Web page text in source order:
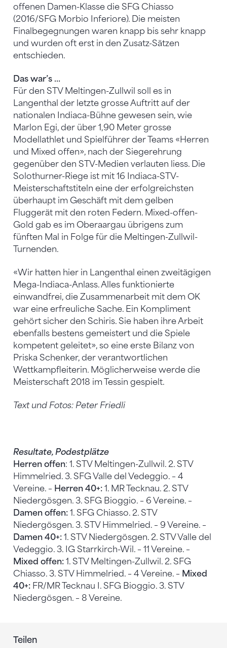
offenen Damen-Klasse die SFG Chiasso
(2016/SFG Morbio Inferiore). Die meisten
Finalbegegnungen waren knapp bis sehr knapp
und wurden oft erst in den Zusatz-Sätzen
entschieden.
Das war’s …
Für den STV Meltingen-Zullwil soll es in
Langenthal der letzte grosse Auftritt auf der
nationalen Indiaca-Bühne gewesen sein, wie
Marlon Egi, der über 1,90 Meter grosse
Modellathlet und Spielführer der Teams «Herren
und Mixed offen», nach der Siegerehrung
gegenüber den STV-Medien verlauten liess. Die
Solothurner-Riege ist mit 16 Indiaca-STV-
Meisterschaftstiteln eine der erfolgreichsten
überhaupt im Geschäft mit dem gelben
Fluggerät mit den roten Federn. Mixed-offen-
Gold gab es im Oberaargau übrigens zum
fünften Mal in Folge für die Meltingen-Zullwil-
Turnenden.
«Wir hatten hier in Langenthal einen zweitägigen
Mega-Indiaca-Anlass. Alles funktionierte
einwandfrei, die Zusammenarbeit mit dem OK
war eine erfreuliche Sache. Ein Kompliment
gehört sicher den Schiris. Sie haben ihre Arbeit
ebenfalls bestens gemeistert und die Spiele
kompetent geleitet», so eine erste Bilanz von
Priska Schenker, der verantwortlichen
Wettkampfleiterin. Möglicherweise werde die
Meisterschaft 2018 im Tessin gespielt.
Text und Fotos: Peter Friedli
Resultate, Podestplätze
Herren offen: 1. STV Meltingen-Zullwil. 2. STV
Himmelried. 3. SFG Valle del Vedeggio. – 4
Vereine. – Herren 40+: 1. MR Tecknau. 2. STV
Niedergösgen. 3. SFG Bioggio. – 6 Vereine. –
Damen offen: 1. SFG Chiasso. 2. STV
Niedergösgen. 3. STV Himmelried. – 9 Vereine. –
Damen 40+: 1. STV Niedergösgen. 2. STV Valle del
Vedeggio. 3. IG Starrkirch-Wil. – 11 Vereine. –
Mixed offen: 1. STV Meltingen-Zullwil. 2. SFG
Chiasso. 3. STV Himmelried. – 4 Vereine. – Mixed
40+: FR/MR Tecknau I. SFG Bioggio. 3. STV
Niedergösgen. – 8 Vereine.
Teilen